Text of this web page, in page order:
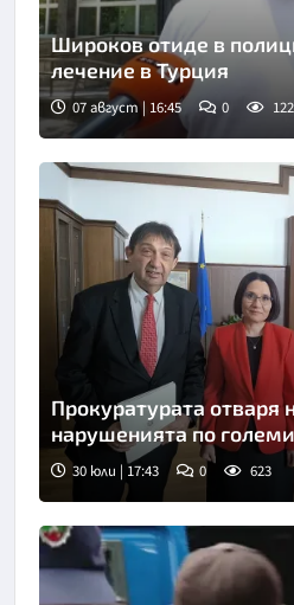
Широков отиде в
лечение в Турция
07 август | 16:45 0 122
Прокуратурата отваря
нарушенията по
30 юли | 17:43 0 623